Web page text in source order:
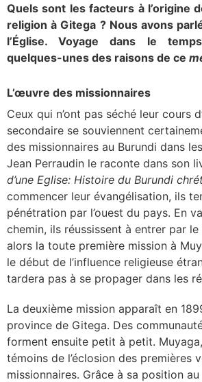
Quels sont les facteurs à l’origine
religion à Gitega ? Nous avons
l’Église. Voyage dans le
quelques-unes des raisons de ce
L’œuvre des missionnaires
Ceux qui n’ont pas séché leur cours
secondaire se souviennent
des missionnaires au Burundi dans
Jean Perraudin le raconte dans son
d’une Eglise: Histoire du Burundi
commencer leur évangélisation, ils
pénétration par l’ouest du pays. En
chemin, ils réussissent à entrer par
alors la toute première mission à
le début de l’influence religieuse
tardera pas à se propager dans les
La deuxième mission apparaît en
province de Gitega. Des
forment ensuite petit à petit.
témoins de l’éclosion des premières
missionnaires. Grâce à sa position